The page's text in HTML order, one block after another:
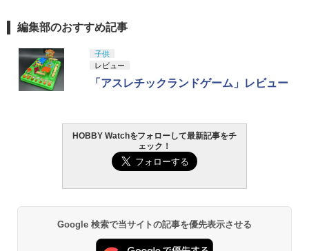
編集部のおすすめ記事
子供
レビュー
「アスレチックランドゲーム」レビュー
HOBBY Watchをフォローして最新記事をチ
ェック！
Google 検索で当サイトの記事を優先表示させる